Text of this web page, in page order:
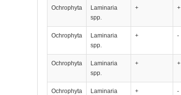
Ochrophyta
Laminaria
spp.
+ +
Ochrophyta
Laminaria
spp.
+ -
Ochrophyta
Laminaria
spp.
+ +
Ochrophyta
Laminaria
+ -